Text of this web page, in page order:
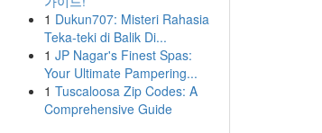
1 Dukun707: Misteri Rahasia
Teka-teki di Balik Di...
1 JP Nagar's Finest Spas:
Your Ultimate Pampering...
1 Tuscaloosa Zip Codes: A
Comprehensive Guide